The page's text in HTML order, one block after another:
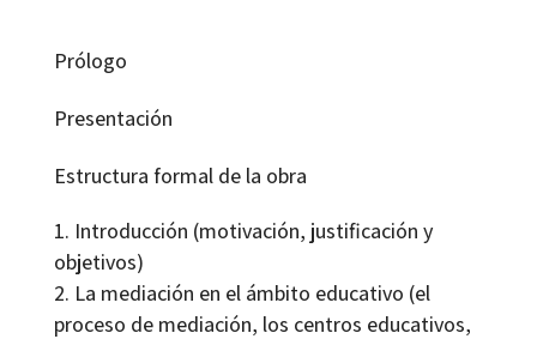
Prólogo
Presentación
Estructura formal de la obra
Introducción (motivación, justificación y
objetivos)
La mediación en el ámbito educativo (el
proceso de mediación, los centros educativos,